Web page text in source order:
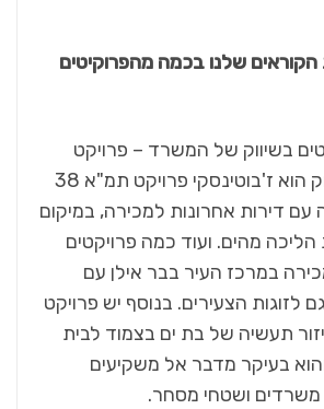
שלנו בכמה מהפרוקיטים
בשיווק של המשרד – פרויקט
ייחודי כרגע בשיווק הוא ז'בוטינסקי פרויקט תמ"א 38
עם דירות אחרונות למכירה, במיקום
מהים. ועוד כמה פרויקטים
במרכז העיר בבר אילן עם
לזוגות הצעירים. בנוסף יש פרויקט
תעשיה של בת ים בצמוד לבית
בעיקר מדבר אל משקיעים
משרדים ושטחי מסחר.